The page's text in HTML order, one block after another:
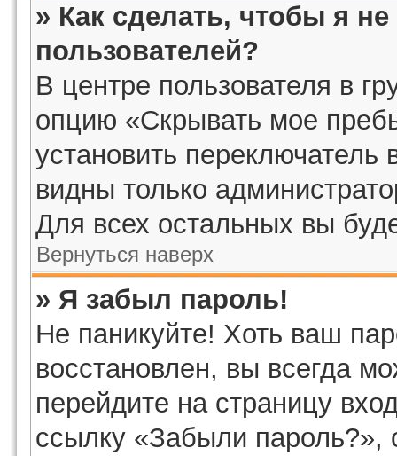
» Как сделать, чтобы я
пользователей?
В центре пользователя в
опцию «Скрывать мое
установить
видны только
Для всех остальных вы
Вернуться наверх
» Я забыл пароль!
Не паникуйте! Хоть ваш
восстановлен, вы всегда
перейдите на страницу
ссылку «Забыли